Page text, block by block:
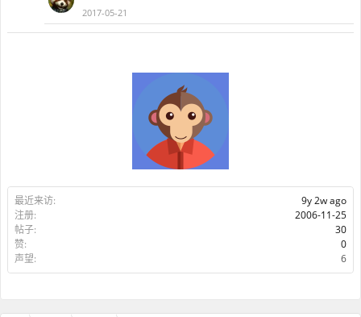
最近来访:
9y 2w ago
注册:
2006-11-25
帖子:
30
赞:
0
声望:
6
2017-05-21